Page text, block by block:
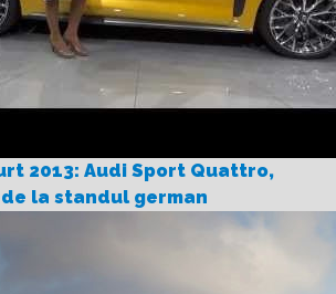
2013: Audi Sport Quattro,
la standul german